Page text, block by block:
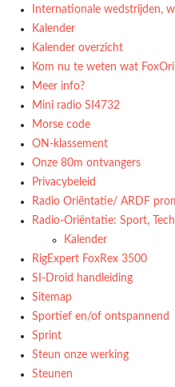
Internationale wedstrijden,
Kalender
Kalender overzicht
Kom nu te weten wat
Meer info?
Mini radio SI4732
Morse code
ON-klassement
Onze 80m ontvangers
Privacybeleid
Radio Oriëntatie/ ARDF
Radio‑Oriëntatie: Sport,
Kalender
RigExpert FoxRex 3500
SI-Droid handleiding
Sitemap
Sportief en/of ontspannend
Sprint
Steun onze werking
Steunen